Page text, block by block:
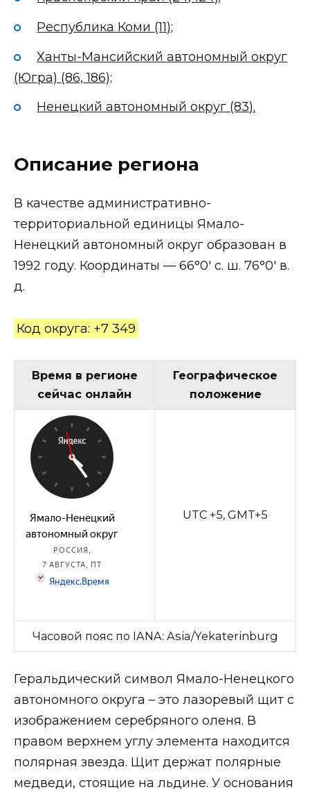
Республика Коми (11);
Ханты-Мансийский автономный округ
(Югра) (86, 186);
Ненецкий автономный округ (83).
Описание региона
В качестве административно-
территориальной единицы Ямало-
Ненецкий автономный округ образован в
1992 году. Координаты — 66°0′ с. ш. 76°0′ в.
д.
Код округа: +7 349
Время в регионе
сейчас онлайн
Географическое
положение
UTC +5, GMT+5
Часовой пояс по IANA: Asia/Yekaterinburg
Геральдический символ Ямало-Ненецкого
автономного округа – это лазоревый щит с
изображением серебряного оленя. В
правом верхнем углу элемента находится
полярная звезда. Щит держат полярные
медведи, стоящие на льдине. У основания